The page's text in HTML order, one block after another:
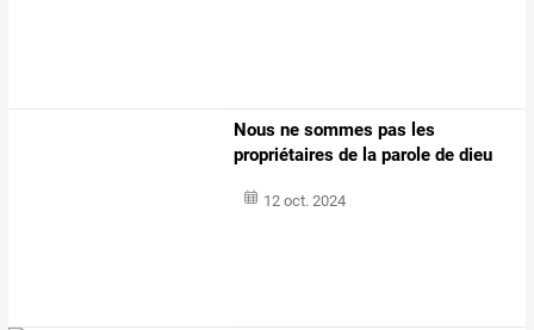
Nous ne sommes pas les
propriétaires de la parole de dieu
12 oct. 2024